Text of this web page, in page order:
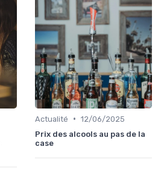
Actualité • 12/06/2025
Prix des alcools au pas de la
case